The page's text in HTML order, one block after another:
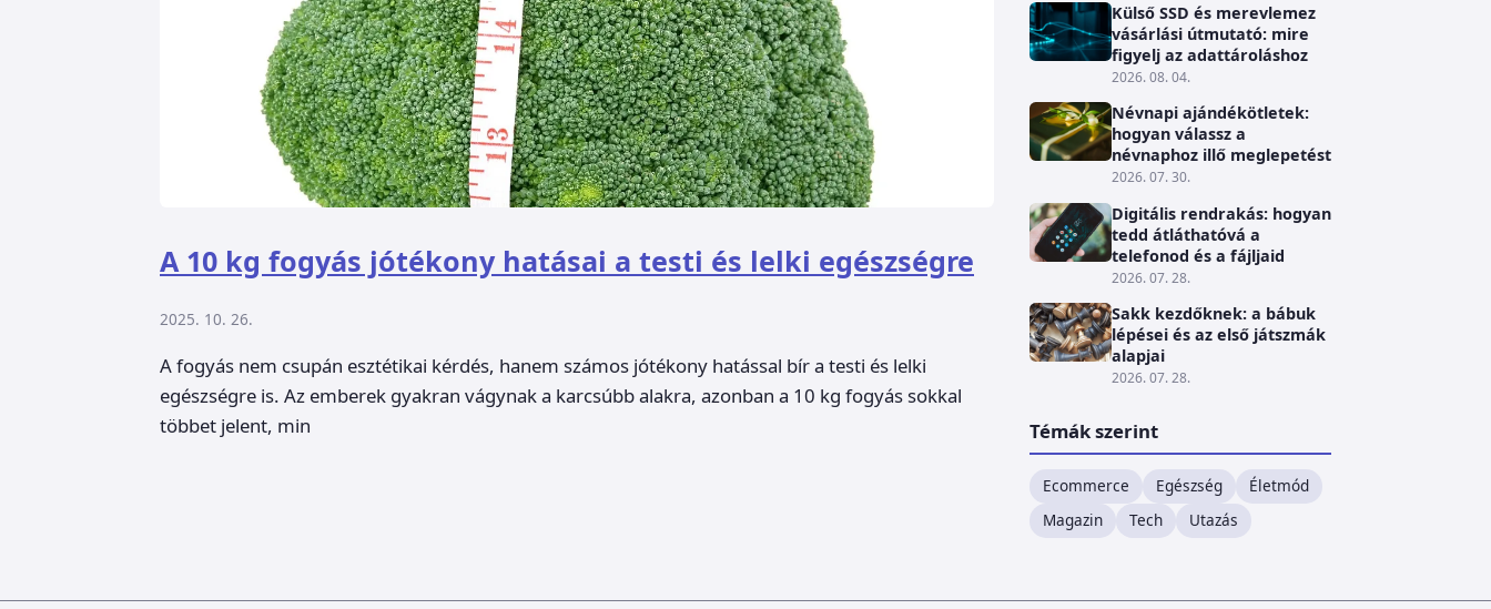
A 10 kg fogyás jótékony hatásai a testi és lelki egészségre
2025. 10. 26.
A fogyás nem csupán esztétikai kérdés, hanem számos jótékony hatással bír a testi és lelki
egészségre is. Az emberek gyakran vágynak a karcsúbb alakra, azonban a 10 kg fogyás sokkal
többet jelent, min
Külső SSD és merevlemez
vásárlási útmutató: mire
figyelj az adattároláshoz
2026. 08. 04.
Névnapi ajándékötletek:
hogyan válassz a
névnaphoz illő meglepetést
2026. 07. 30.
Digitális rendrakás: hogyan
tedd átláthatóvá a
telefonod és a fájljaid
2026. 07. 28.
Sakk kezdőknek: a bábuk
lépései és az első játszmák
alapjai
2026. 07. 28.
Témák szerint
Ecommerce Egészség
Életmód
Magazin
Tech Utazás